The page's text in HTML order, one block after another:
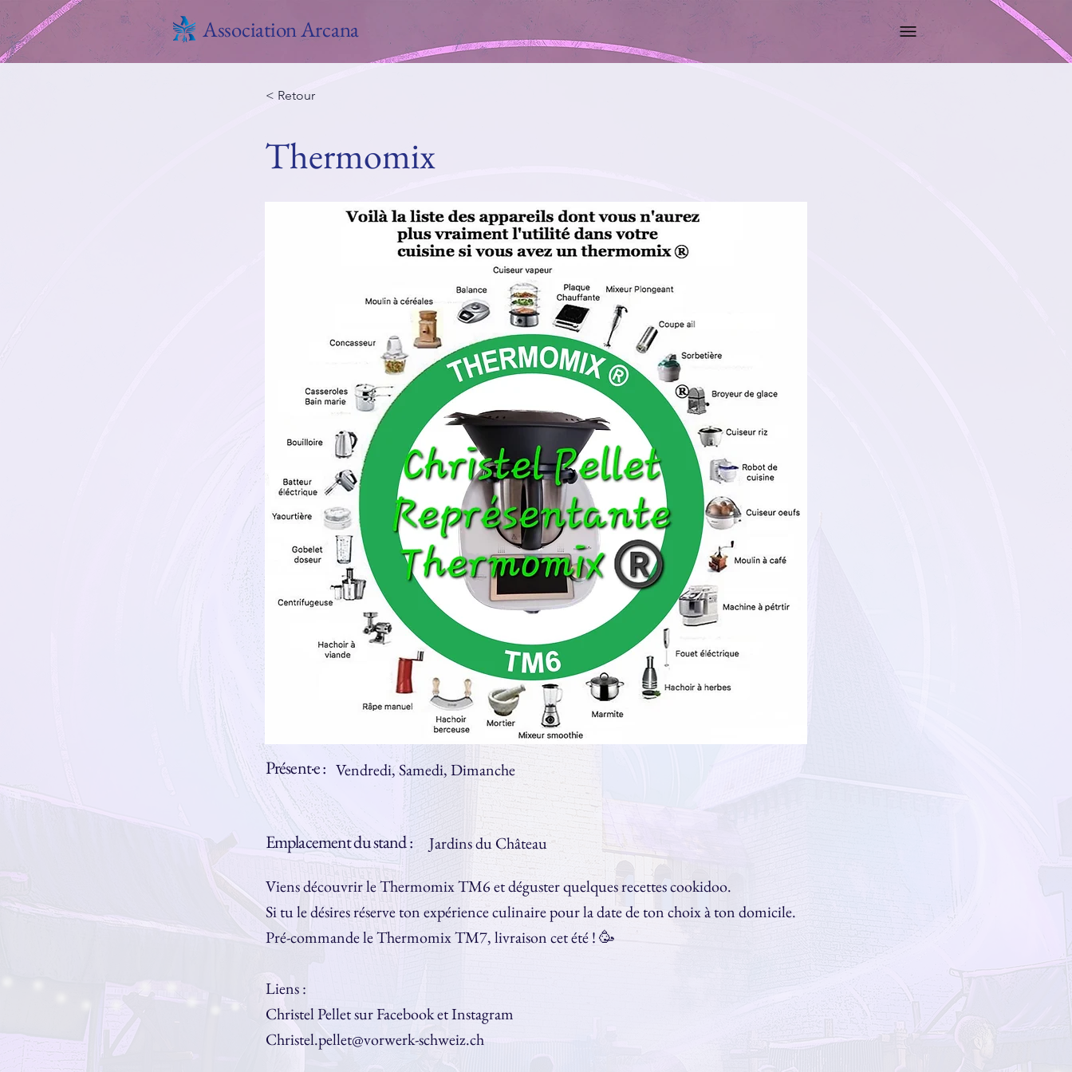
Association Arcana
< Retour
Thermomix
Présent·e : Vendredi, Samedi, Dimanche
Emplacement du stand : Jardins du Château
Viens découvrir le Thermomix TM6 et déguster quelques recettes cookidoo.
Si tu le désires réserve ton expérience culinaire pour la date de ton choix à ton domicile.
Pré-commande le Thermomix TM7, livraison cet été ! 🥳
Liens :
Christel Pellet sur Facebook et Instagram
Christel.pellet@vorwerk-schweiz.ch